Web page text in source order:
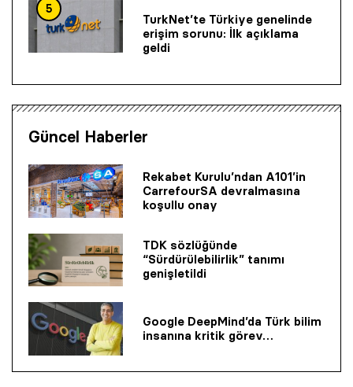
5
TurkNet’te Türkiye genelinde
erişim sorunu: İlk açıklama
geldi
Güncel Haberler
Rekabet Kurulu’ndan A101’in
CarrefourSA devralmasına
koşullu onay
TDK sözlüğünde
“Sürdürülebilirlik” tanımı
genişletildi
Google DeepMind’da Türk bilim
insanına kritik görev…